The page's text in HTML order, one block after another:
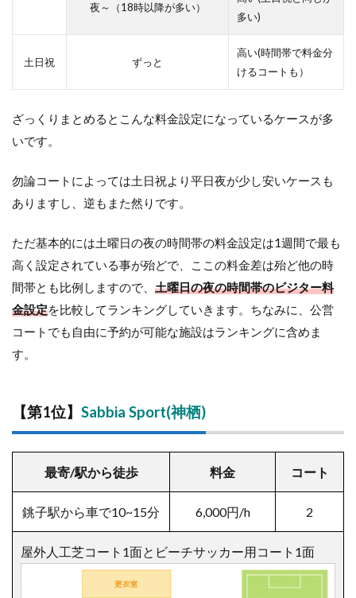
夜～（18時以降が多い）
多い)
土日祝 ずっと
高い(時間帯で料金分
けるコートも）
ざっくりまとめるとこんな料金設定になっているケースが多
いです。
勿論コートによっては土日祝より平日夜が少し安いケースも
ありますし、逆もまた然りです。
ただ基本的には土曜日の夜の時間帯の料金設定は1週間で最も
高く設定されている事が殆どで、ここの料金差は殆ど他の時
間帯とも比例しますので、 土曜日の夜の時間帯のビジター料
金設定を比較してランキングしていきます。ちなみに、公営
コートでも自由に予約が可能な施設はランキングに含めま
す。
【第1位】 Sabbia Sport(神栖)
最寄/駅から徒歩 料金 コート
銚子駅から車で10~15分 6,000円/h 2
屋外人工芝コート1面とビーチサッカー用コート1面